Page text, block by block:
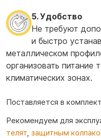
5. Удобство
Не требуют
и быстро
металлическом
организовать питание
климатических зонах.
Поставляется в
Рекомендуем для
телят, защитным